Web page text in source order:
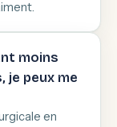
moins
je peux me
en